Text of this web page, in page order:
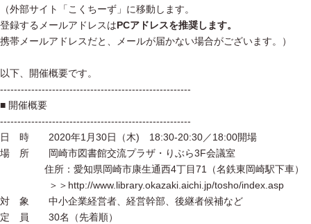
（外部サイト「こくちーず」に移動します。
登録するメールアドレスはPCアドレスを推奨します。
携帯メールアドレスだと、メールが届かない場合がございます。）
以下、開催概要です。
-------------------------------------------------------
■ 開催概要
-------------------------------------------------------
日 時 2020年1月30日（木) 18:30-20:30／18:00開場
場 所 岡崎市図書館交流プラザ・りぶら3F会議室
住所：愛知県岡崎市康生通西4丁目71（名鉄東岡崎駅下車）
＞＞http://www.library.okazaki.aichi.jp/tosho/index.asp
対 象 中小企業経営者、経営幹部、後継者候補など
定 員 30名（先着順）